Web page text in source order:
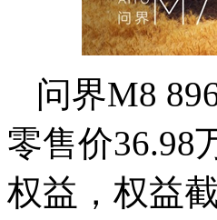
问界M8
零售价36.98
权益，权益